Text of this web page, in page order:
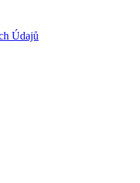
Údajů